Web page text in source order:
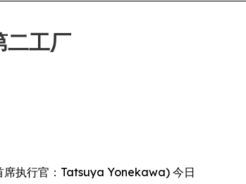
工厂
席执行官：Tatsuya Yonekawa) 今日